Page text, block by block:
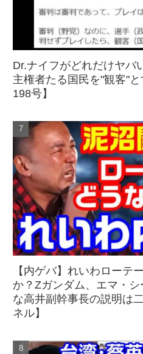
Dr.ナイフがどれだけヤバ
主権者たる国民を"観客"
198号】
【内ゲバ】れいわローテ
か？Zガンダム、エマ・
な高井副幹事長の説明は
ネル】